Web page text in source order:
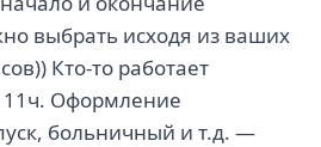
выбрать исходя из ваших
Кто-то работает
11ч. Оформление
больничный и т.д. —